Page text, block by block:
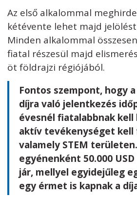
Az első alkalommal
kétévente lehet majd
Minden alkalommal
fiatal részesül majd
öt földrajzi régiójából.
Fontos szempont, hogy
díjra való jelentkezés
évesnél fiatalabbnak
aktív tevékenységet
valamely STEM
egyénenként 50.000
jár, mellyel egyidejűleg
egy érmet is kapnak a